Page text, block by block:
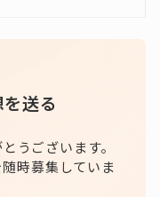
送る
うございます。
時募集していま